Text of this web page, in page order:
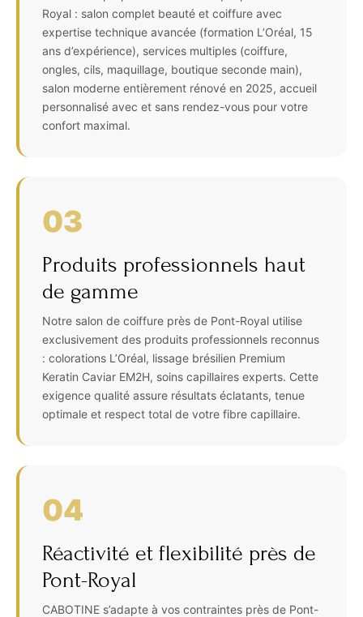
Royal : salon complet beauté et coiffure avec
expertise technique avancée (formation L’Oréal, 15
ans d’expérience), services multiples (coiffure,
ongles, cils, maquillage, boutique seconde main),
salon moderne entièrement rénové en 2025, accueil
personnalisé avec et sans rendez-vous pour votre
confort maximal.
03
Produits professionnels haut
de gamme
Notre salon de coiffure près de Pont-Royal utilise
exclusivement des produits professionnels reconnus
: colorations L’Oréal, lissage brésilien Premium
Keratin Caviar EM2H, soins capillaires experts. Cette
exigence qualité assure résultats éclatants, tenue
optimale et respect total de votre fibre capillaire.
04
Réactivité et flexibilité près de
Pont-Royal
CABOTINE s’adapte à vos contraintes près de Pont-